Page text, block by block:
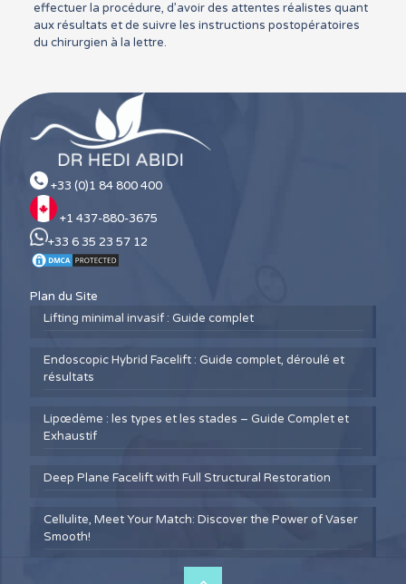
effectuer la procédure, d’avoir des attentes réalistes quant
aux résultats et de suivre les instructions postopératoires
du chirurgien à la lettre.
+33 (0)1 84 800 400
+1 437-880-3675
+33 6 35 23 57 12
Plan du Site
Lifting minimal invasif : Guide complet
Endoscopic Hybrid Facelift : Guide complet, déroulé et
résultats
Lipœdème : les types et les stades – Guide Complet et
Exhaustif
Deep Plane Facelift with Full Structural Restoration
Cellulite, Meet Your Match: Discover the Power of Vaser
Smooth!